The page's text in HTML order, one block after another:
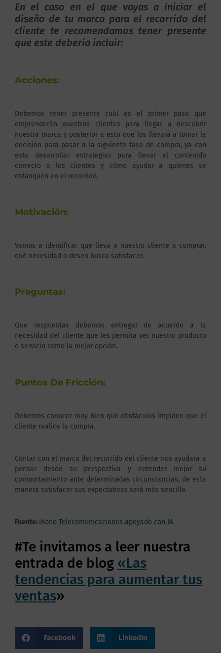
En el caso en el que vayas a iniciar el
diseño de tu marco para el recorrido del
cliente te recomendamos tener presente
que este debería incluir:
Acciones:
Debemos tener presente cuál es el primer paso que
emprenderán nuestros clientes para llegar a descubrir
nuestra marca y posterior a esto que los llevará a tomar la
decisión para pasar a la siguiente fase de compra, ya con
esto desarrollar estrategias para llevar el contenido
correcto a los clientes y cómo ayudar a quienes se
estanquen en el recorrido.
Motivación:
Vamos a identificar que lleva a nuestro cliente a comprar,
qué necesidad o deseo busca satisfacer.
Preguntas:
Que respuestas debemos entregar de acuerdo a la
necesidad del cliente que les permita ver nuestro producto
o servicio como la mejor opción.
Puntos De Fricción:
Debemos conocer muy bien qué obstáculos impiden que el
cliente realice la compra.
Contar con el marco del recorrido del cliente nos ayudará a
pensar desde su perspectiva y entender mejor su
comportamiento ante determinadas circunstancias, de esta
manera satisfacer sus expectativas será más sencillo.
Fuente: iKono Telecomunicaciones apoyado con IA
#Te invitamos a leer nuestra
entrada de blog «Las
tendencias para aumentar tus
ventas»
Facebook LinkedIn